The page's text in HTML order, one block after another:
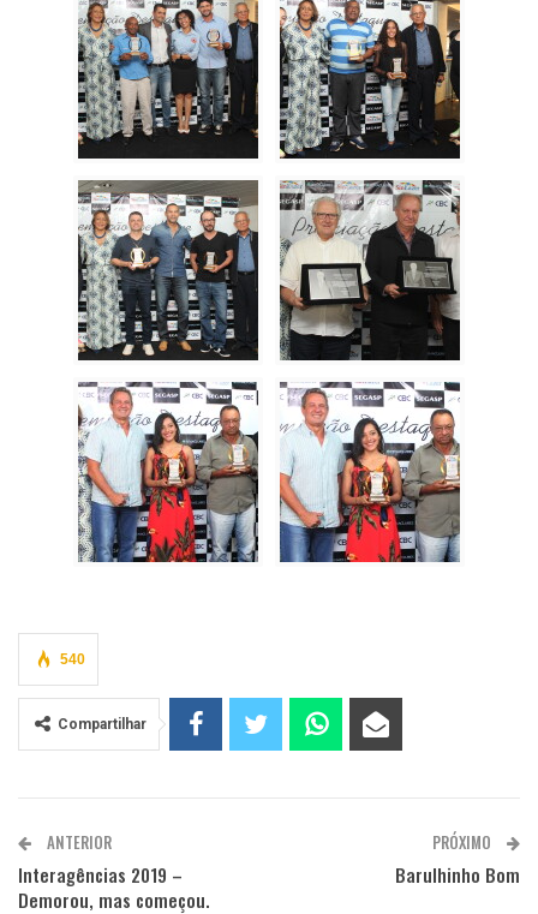
540
Compartilhar
ANTERIOR
Interagências 2019 –
Demorou, mas começou.
PRÓXIMO
Barulhinho Bom